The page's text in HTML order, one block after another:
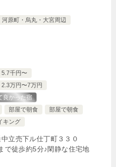
ラックスツイン（アネ
1泊大人1名
で確認する
河原町・烏丸・大宮周辺
千円〜
万円〜7万円
良かった宿
部屋で朝食
部屋で朝食
キング
立売下ル仕丁町３３０
徒歩約5分♪閑静な住宅地